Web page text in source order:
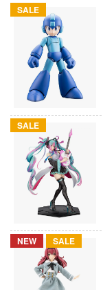
SALE
SALE
NEW SALE
・イン・ザ・フランキ
カンシリーズ
ロンパシリーズ
ル戦機
ン
の成り上がり
シャンゼリオン